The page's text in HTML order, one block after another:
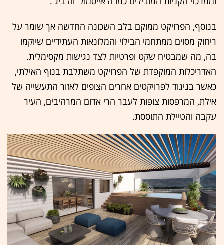
בנוסף, הפרויקט ממוקם בלב השכונה החדשה אך שומר על
ריחוק מסוים ממתחמי הבילוי והמלונאות העתידיים שיוקמו
בה, מה שמבטיח שקט ופרטיות לצד נגישות מקסימלית.
האדריכלות המוקפדת של הפרויקט משתלבת בנוף האילתי,
כאשר בניגוד לפרויקטים אחרים הצופים לאזור התעשייה של
אילת, המרפסות צופות לעבר הרי אדום המרהיבים, העיר
עקבה והטיילת התוססת.